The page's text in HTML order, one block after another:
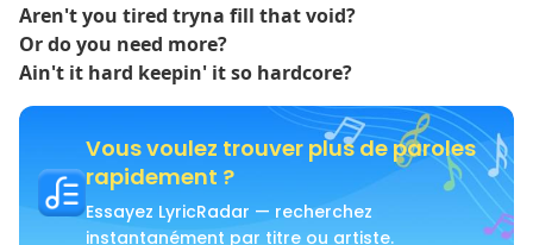
Aren't you tired tryna fill that void?
Or do you need more?
Ain't it hard keepin' it so hardcore?
Vous voulez trouver plus de paroles
rapidement ?
Essayez LyricRadar — recherchez
instantanément par titre ou artiste.